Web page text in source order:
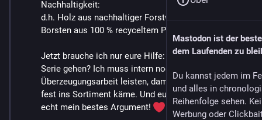
Nachhaltigkeit:
d.h. Holz aus nachhaltiger Forstwirtschaft und
Borsten aus 100 % recyceltem PET
Jetzt brauche ich nur eure Hilfe: Sollten wir damit in
Serie gehen? Ich muss intern noch ein wenig
Überzeugungsarbeit leisten, damit das farbige PET
fest ins Sortiment käme. Und euer Feedback wäre
echt mein bestes Argument!
Mastodon ist der
dem Laufenden zu
Du kannst jedem im
und alles in
Reihenfolge sehen.
Werbung oder